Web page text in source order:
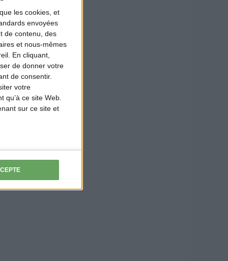
les cookies, et
envoyées
de contenu, des
et nous-mêmes
En cliquant,
de donner votre
de consentir.
votre
ce site Web.
sur ce site et